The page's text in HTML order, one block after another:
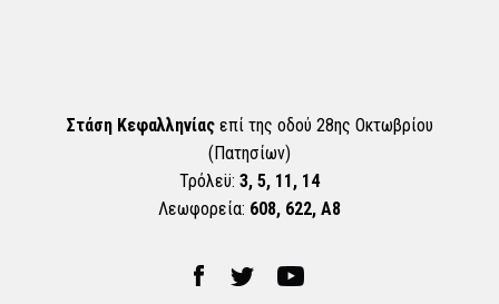
Στάση Κεφαλληνίας επί της οδού 28ης Οκτωβρίου
(Πατησίων)
Τρόλεϋ: 3, 5, 11, 14
Λεωφορεία: 608, 622, Α8